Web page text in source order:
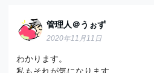
管理人＠うぉず
2020年11月11日
わかります。